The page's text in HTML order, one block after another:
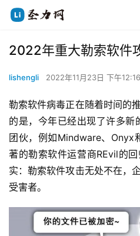
2022年重大勒索软件
lishengli 2022年11月23日 下午12:16
勒索软件病毒正在随着时间的
的是，今年已经出现了许多新
团伙，例如Mindware、Onyx
著的勒索软件运营商REvil的
实：勒索软件攻击无处不在，
受害者。